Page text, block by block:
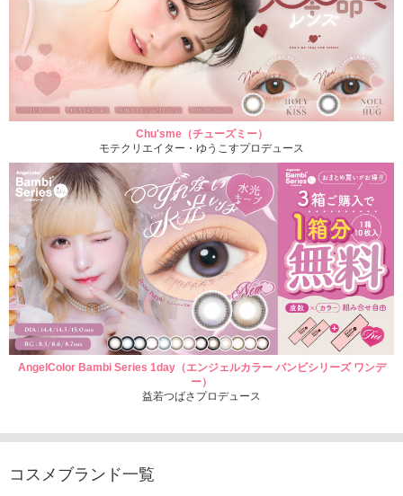
Chu'sme（チューズミー）
モテクリエイター・ゆうこすプロデュース
AngelColor Bambi Series 1day（エンジェルカラー バンビシリーズ ワンデ
ー）
益若つばさプロデュース
コスメブランド一覧